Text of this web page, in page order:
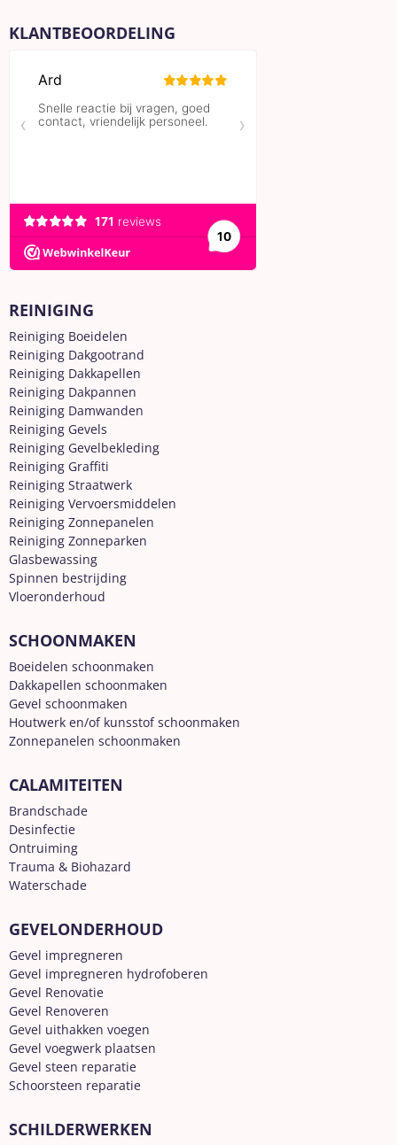
KLANTBEOORDELING
REINIGING
Reiniging Boeidelen
Reiniging Dakgootrand
Reiniging Dakkapellen
Reiniging Dakpannen
Reiniging Damwanden
Reiniging Gevels
Reiniging Gevelbekleding
Reiniging Graffiti
Reiniging Straatwerk
Reiniging Vervoersmiddelen
Reiniging Zonnepanelen
Reiniging Zonneparken
Glasbewassing
Spinnen bestrijding
Vloeronderhoud
SCHOONMAKEN
Boeidelen schoonmaken
Dakkapellen schoonmaken
Gevel schoonmaken
Houtwerk en/of kunsstof schoonmaken
Zonnepanelen schoonmaken
CALAMITEITEN
Brandschade
Desinfectie
Ontruiming
Trauma & Biohazard
Waterschade
GEVELONDERHOUD
Gevel impregneren
Gevel impregneren hydrofoberen
Gevel Renovatie
Gevel Renoveren
Gevel uithakken voegen
Gevel voegwerk plaatsen
Gevel steen reparatie
Schoorsteen reparatie
SCHILDERWERKEN